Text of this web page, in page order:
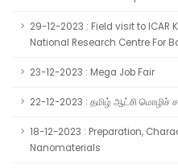
29-12-2023 : Field visit to ICAR
National Research Centre For
23-12-2023 : Mega Job Fair
22-12-2023 : தமிழ் ஆட்சி மொழிச்
18-12-2023 : Preparation,
Nanomaterials